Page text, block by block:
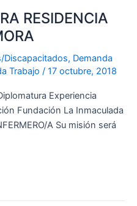
RESIDENCIA
Discapacitados, Demanda
Trabajo / 17 octubre, 2018
Experiencia
Fundación La Inmaculada
A Su misión será